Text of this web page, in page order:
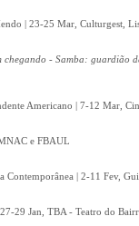
| 23-25 Mar, Culturgest,
chegando - Samba: guardião
Americano | 7-12 Mar,
e FBAUL
Contemporânea | 2-11 Fev,
27-29 Jan, TBA - Teatro do